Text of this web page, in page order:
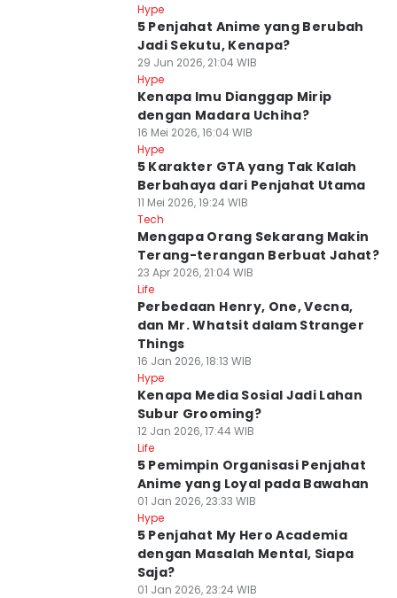
Hype
5 Penjahat Anime yang Berubah
Jadi Sekutu, Kenapa?
29 Jun 2026, 21:04 WIB
Hype
Kenapa Imu Dianggap Mirip
dengan Madara Uchiha?
16 Mei 2026, 16:04 WIB
Hype
5 Karakter GTA yang Tak Kalah
Berbahaya dari Penjahat Utama
11 Mei 2026, 19:24 WIB
Tech
Mengapa Orang Sekarang Makin
Terang-terangan Berbuat Jahat?
23 Apr 2026, 21:04 WIB
Life
Perbedaan Henry, One, Vecna,
dan Mr. Whatsit dalam Stranger
Things
16 Jan 2026, 18:13 WIB
Hype
Kenapa Media Sosial Jadi Lahan
Subur Grooming?
12 Jan 2026, 17:44 WIB
Life
5 Pemimpin Organisasi Penjahat
Anime yang Loyal pada Bawahan
01 Jan 2026, 23:33 WIB
Hype
5 Penjahat My Hero Academia
dengan Masalah Mental, Siapa
Saja?
01 Jan 2026, 23:24 WIB